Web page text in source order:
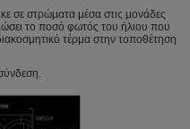
σε στρώματα μέσα στις μονάδες
το ποσό φωτός του ήλιου που
τέρμα στην τοποθέτηση